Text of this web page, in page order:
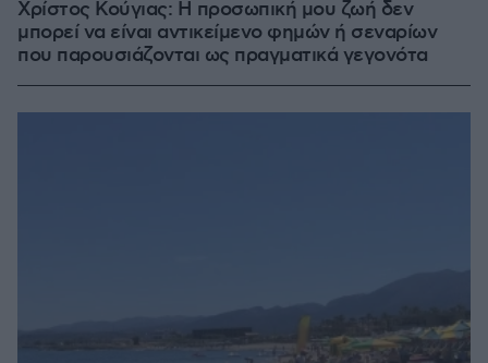
Χρίστος Κούγιας: Η προσωπική μου ζωή δεν
μπορεί να είναι αντικείμενο φημών ή σεναρίων
που παρουσιάζονται ως πραγματικά γεγονότα